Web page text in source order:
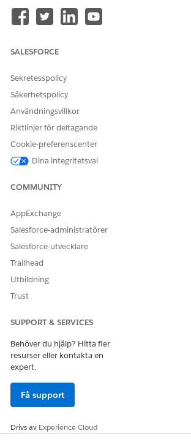
LÖSTE DENNA ARTIKEL DITT
Berätta för oss vad vi kan
SALESFORCE
Sekretesspolicy
Säkerhetspolicy
Användningsvillkor
Riktlinjer för deltagande
Cookie-preferenscenter
Dina integritetsval
COMMUNITY
AppExchange
Salesforce-administratörer
Salesforce-utvecklare
Trailhead
Utbildning
Trust
SUPPORT & SERVICES
Behöver du hjälp? Hitta fler
resurser eller kontakta en
expert.
Få support
Drivs av Experience Cloud